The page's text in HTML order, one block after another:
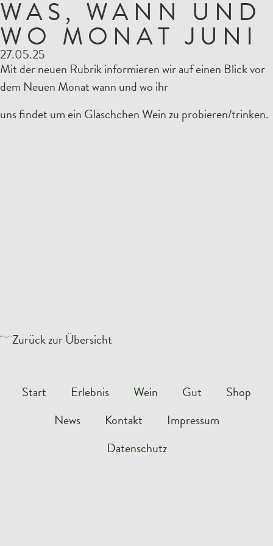
WAS, WANN UND
WO MONAT JUNI
27.05.25
Mit der neuen Rubrik informieren wir auf einen Blick vor
dem Neuen Monat wann und wo ihr
uns findet um ein Gläschchen Wein zu probieren/trinken.
Zurück zur Übersicht
Start Erlebnis Wein Gut
Shop
News
Kontakt
Impressum
Datenschutz